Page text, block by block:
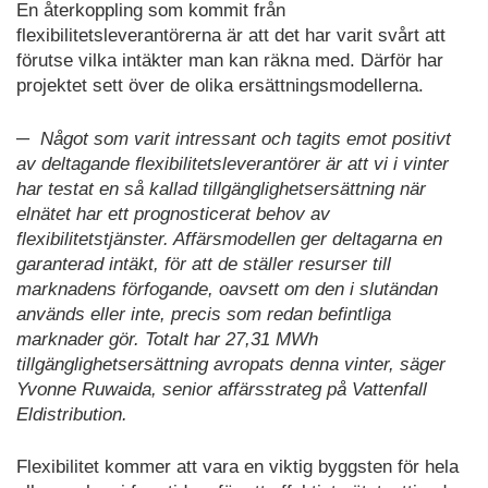
En återkoppling som kommit från
flexibilitetsleverantörerna är att det har varit svårt att
förutse vilka intäkter man kan räkna med. Därför har
projektet sett över de olika ersättningsmodellerna.
─ Något som varit intressant och tagits emot positivt
av deltagande flexibilitetsleverantörer är att vi i vinter
har testat en så kallad tillgänglighetsersättning när
elnätet har ett prognosticerat behov av
flexibilitetstjänster. Affärsmodellen ger deltagarna en
garanterad intäkt, för att de ställer resurser till
marknadens förfogande, oavsett om den i slutändan
används eller inte, precis som redan befintliga
marknader gör. Totalt har 27,31 MWh
tillgänglighetsersättning avropats denna vinter, säger
Yvonne Ruwaida, senior affärsstrateg på Vattenfall
Eldistribution.
Flexibilitet kommer att vara en viktig byggsten för hela